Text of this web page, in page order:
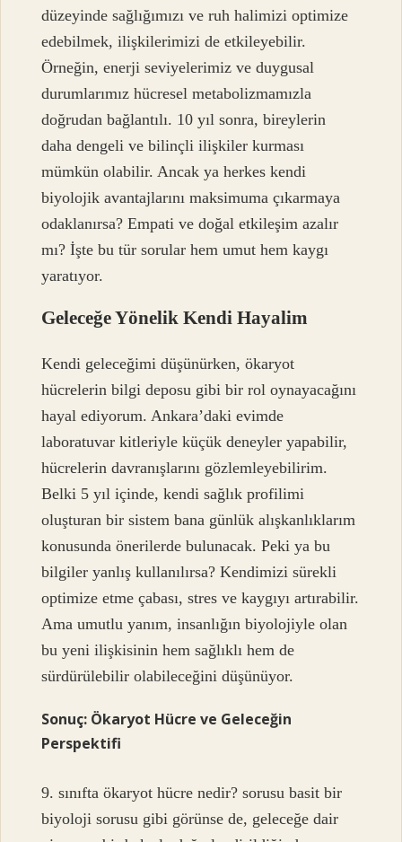
düzeyinde sağlığımızı ve ruh halimizi optimize
edebilmek, ilişkilerimizi de etkileyebilir.
Örneğin, enerji seviyelerimiz ve duygusal
durumlarımız hücresel metabolizmamızla
doğrudan bağlantılı. 10 yıl sonra, bireylerin
daha dengeli ve bilinçli ilişkiler kurması
mümkün olabilir. Ancak ya herkes kendi
biyolojik avantajlarını maksimuma çıkarmaya
odaklanırsa? Empati ve doğal etkileşim azalır
mı? İşte bu tür sorular hem umut hem kaygı
yaratıyor.
Geleceğe Yönelik Kendi Hayalim
Kendi geleceğimi düşünürken, ökaryot
hücrelerin bilgi deposu gibi bir rol oynayacağını
hayal ediyorum. Ankara’daki evimde
laboratuvar kitleriyle küçük deneyler yapabilir,
hücrelerin davranışlarını gözlemleyebilirim.
Belki 5 yıl içinde, kendi sağlık profilimi
oluşturan bir sistem bana günlük alışkanlıklarım
konusunda önerilerde bulunacak. Peki ya bu
bilgiler yanlış kullanılırsa? Kendimizi sürekli
optimize etme çabası, stres ve kaygıyı artırabilir.
Ama umutlu yanım, insanlığın biyolojiyle olan
bu yeni ilişkisinin hem sağlıklı hem de
sürdürülebilir olabileceğini düşünüyor.
Sonuç: Ökaryot Hücre ve Geleceğin
Perspektifi
9. sınıfta ökaryot hücre nedir? sorusu basit bir
biyoloji sorusu gibi görünse de, geleceğe dair